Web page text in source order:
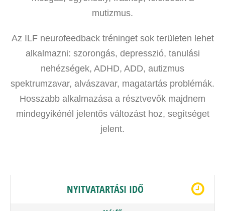
mutizmus.
Az ILF neurofeedback tréninget sok területen lehet
alkalmazni: szorongás, depresszió, tanulási
nehézségek, ADHD, ADD, autizmus
spektrumzavar, alvászavar, magatartás problémák.
Hosszabb alkalmazása a résztvevők majdnem
mindegyikénél jelentős változást hoz, segítséget
jelent.
NYITVATARTÁSI IDŐ